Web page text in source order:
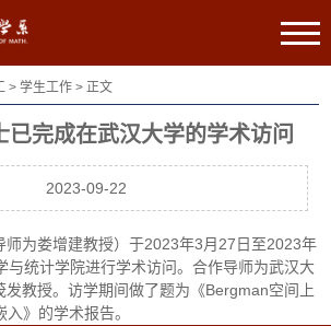
>学生工作 > 正文
已完成在武汉大学的学术访问
2023-09-22
师为娄增建教授）于2023年3月27日至2023年
与统计学院进行学术访问。合作导师为武汉大
发教授。访学期间做了题为《Bergman空间上
》的学术报告。